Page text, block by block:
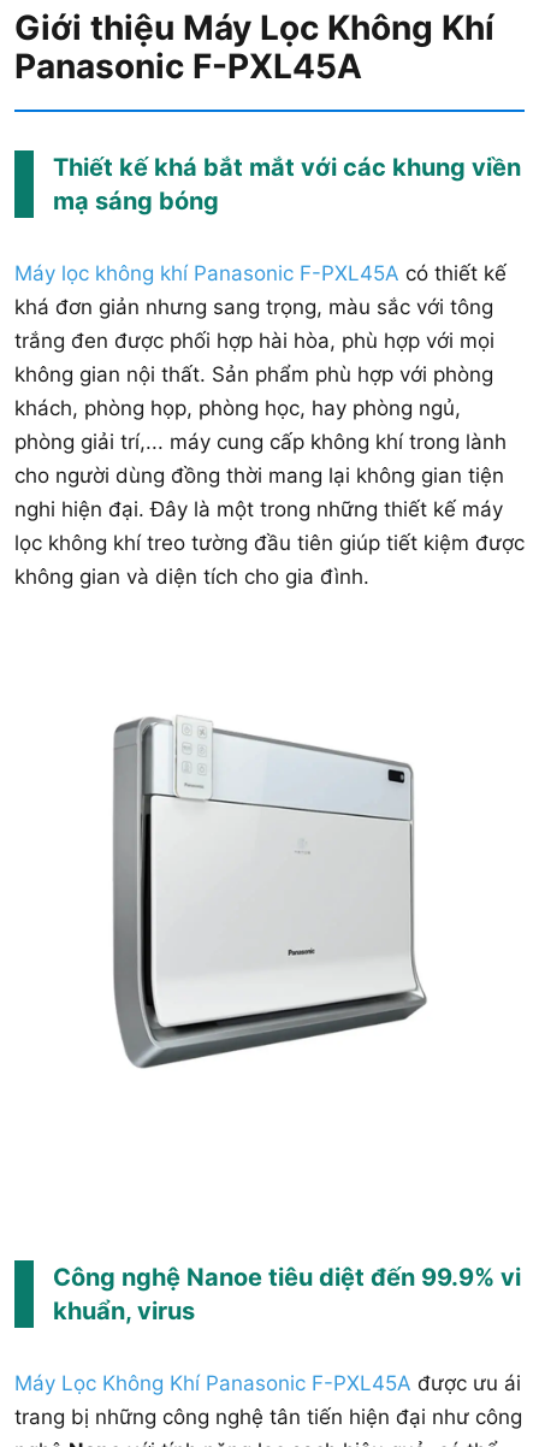
Giới thiệu Máy Lọc Không Khí
Panasonic F-PXL45A
Thiết kế khá bắt mắt với các khung viền
mạ sáng bóng
Máy lọc không khí Panasonic F-PXL45A có thiết kế
khá đơn giản nhưng sang trọng, màu sắc với tông
trắng đen được phối hợp hài hòa, phù hợp với mọi
không gian nội thất. Sản phẩm phù hợp với phòng
khách, phòng họp, phòng học, hay phòng ngủ,
phòng giải trí,... máy cung cấp không khí trong lành
cho người dùng đồng thời mang lại không gian tiện
nghi hiện đại. Đây là một trong những thiết kế máy
lọc không khí treo tường đầu tiên giúp tiết kiệm được
không gian và diện tích cho gia đình.
Công nghệ Nanoe tiêu diệt đến 99.9% vi
khuẩn, virus
Máy Lọc Không Khí Panasonic F-PXL45A được ưu ái
trang bị những công nghệ tân tiến hiện đại như công